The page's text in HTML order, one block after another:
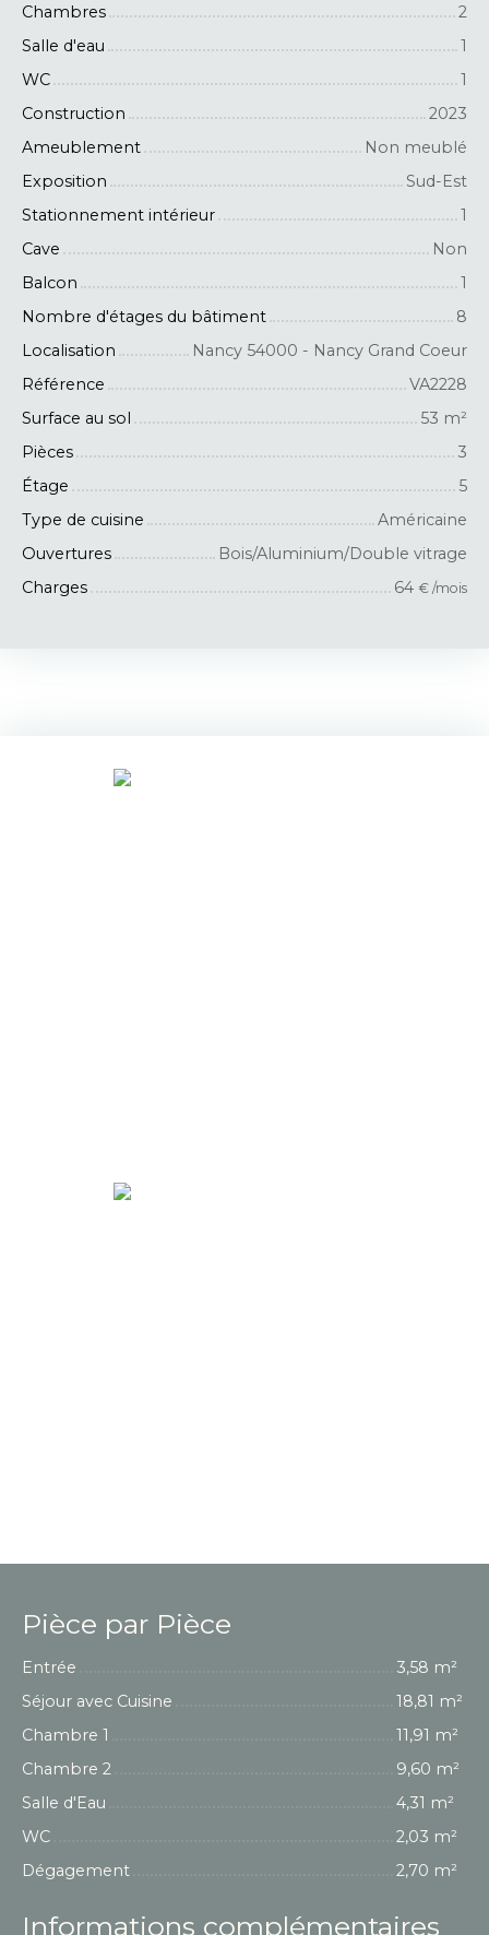
Chambres
2
Salle d'eau
1
WC
1
Construction
2023
Ameublement
Non meublé
Exposition
Sud-Est
Stationnement intérieur
1
Cave
Non
Balcon
1
Nombre d'étages du bâtiment
8
Localisation
Nancy 54000 - Nancy Grand Coeur
Référence
VA2228
Surface au sol
53 m²
Pièces
3
Étage
5
Type de cuisine
Américaine
Ouvertures
Bois/Aluminium/Double vitrage
Charges
64 € /mois
Pièce par Pièce
Entrée
3,58 m²
Séjour avec Cuisine
18,81 m²
Chambre 1
11,91 m²
Chambre 2
9,60 m²
Salle d'Eau
4,31 m²
WC
2,03 m²
Dégagement
2,70 m²
Informations complémentaires